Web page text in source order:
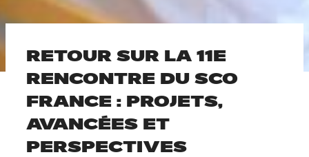
RETOUR SUR LA 11E
RENCONTRE DU SCO
FRANCE : PROJETS,
AVANCÉES ET
PERSPECTIVES